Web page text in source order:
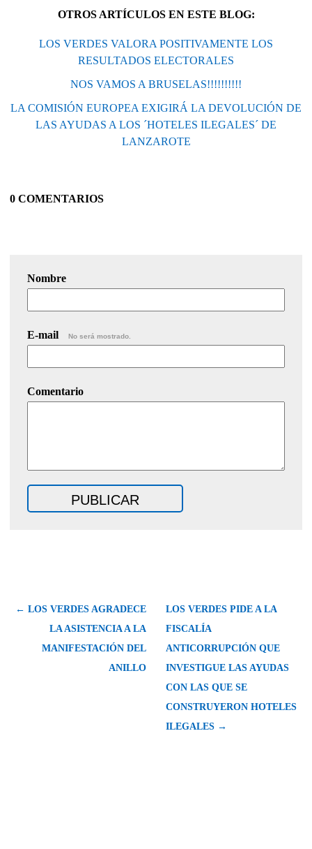
OTROS ARTÍCULOS EN ESTE BLOG:
LOS VERDES VALORA POSITIVAMENTE LOS
RESULTADOS ELECTORALES
NOS VAMOS A BRUSELAS!!!!!!!!!!
LA COMISIÓN EUROPEA EXIGIRÁ LA DEVOLUCIÓN DE
LAS AYUDAS A LOS ´HOTELES ILEGALES´ DE
LANZAROTE
0 COMENTARIOS
Nombre
E-mail No será mostrado.
Comentario
← LOS VERDES AGRADECE
LA ASISTENCIA A LA
MANIFESTACIÓN DEL
ANILLO
LOS VERDES PIDE A LA
FISCALÍA
ANTICORRUPCIÓN QUE
INVESTIGUE LAS AYUDAS
CON LAS QUE SE
CONSTRUYERON HOTELES
ILEGALES →